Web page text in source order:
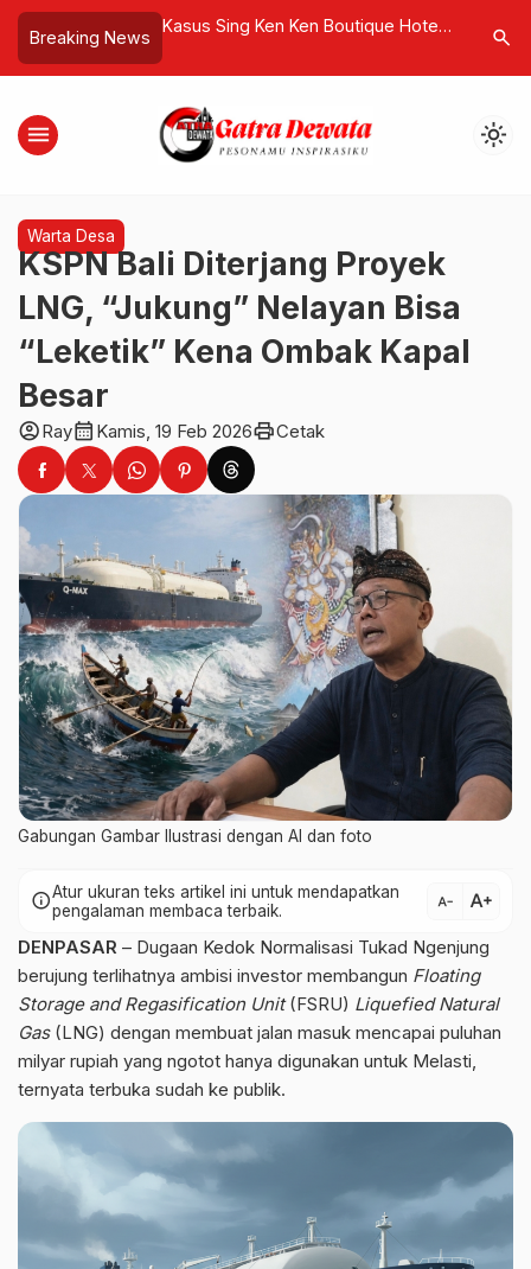
Breaking News
Siaga Penuh
Wilayah Udara
Kasus Sing Ken Ken Boutique Hotel
Kurator, Bank, dan Aparat Hukum
Sanur
Dalam
search
menu light_mode
Warta Desa
KSPN Bali Diterjang Proyek
LNG, “Jukung” Nelayan Bisa
“Leketik” Kena Ombak Kapal
Besar
account_circleRaycalendar_month Kamis, 19 Feb 2026printCetak
Gabungan Gambar Ilustrasi dengan AI dan foto
infoAtur ukuran teks artikel ini untuk mendapatkan
pengalaman membaca terbaik.
text_decrease text_increase
DENPASAR – Dugaan Kedok Normalisasi Tukad Ngenjung
berujung terlihatnya ambisi investor membangun Floating
Storage and Regasification Unit(FSRU) Liquefied Natural
Gas(LNG) dengan membuat jalan masuk mencapai puluhan
milyar rupiah yang ngotot hanya digunakan untuk Melasti,
ternyata terbuka sudah ke publik.